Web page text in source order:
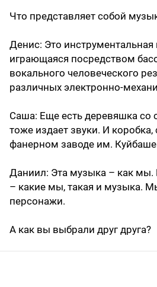
Что представляет собой
Денис: Это
играющаяся посредством
вокального человеческого
различных электронно-
Саша: Еще есть деревяшка со
тоже издает звуки. И коробка,
фанерном заводе им.
Даниил: Эта музыка – как мы.
– какие мы, такая и музыка.
персонажи.
А как вы выбрали друг друга?